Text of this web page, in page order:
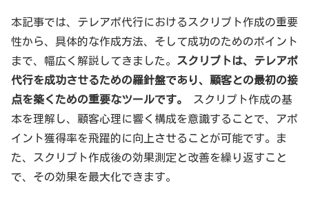
本記事では、テレアポ代行におけるスクリプト作成の重要
性から、具体的な作成方法、そして成功のためのポイント
まで、幅広く解説してきました。 スクリプトは、テレアポ
代行を成功させるための羅針盤であり、顧客との最初の接
点を築くための重要なツールです。
スクリプト作成の基
本を理解し、顧客心理に響く構成を意識することで、アポ
イント獲得率を飛躍的に向上させることが可能です。ま
た、スクリプト作成後の効果測定と改善を繰り返すこと
で、その効果を最大化できます。